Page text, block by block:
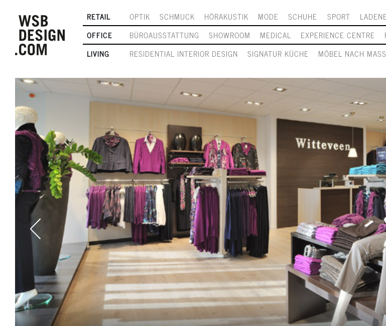
RETAIL OPTIK SCHMUCK HÖRAKUSTIK MODE SCHUHE SPORT
OFFICE
BÜROAUSSTATTUNG SHOWROOM MEDICAL EXPERIENCE CENTRE
LIVING
RESIDENTIAL INTERIOR DESIGN SIGNATUR KÜCHE MÖBEL NACH MASS